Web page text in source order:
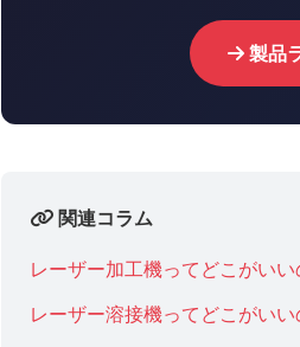
製品
関連コラム
レーザー加工機ってどこがい
レーザー溶接機ってどこがい